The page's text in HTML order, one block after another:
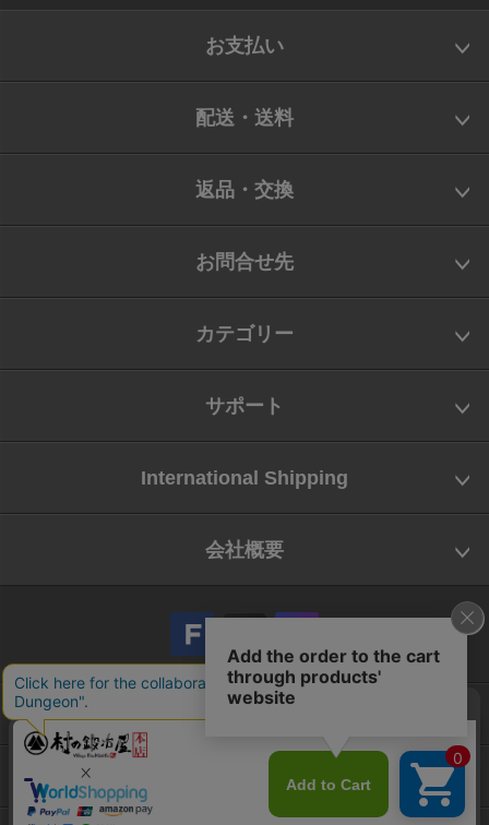
お支払い
配送・送料
返品・交換
お問合せ先
カテゴリー
サポート
International Shipping
会社概要
会社概要
お問い合わせ